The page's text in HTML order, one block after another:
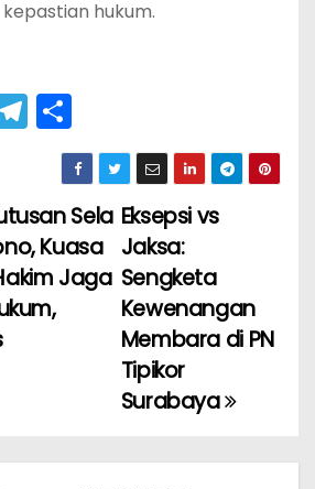
hukum.
T
el
gr
a
m
h
ar
e
Eksepsi vs
Jaksa:
Sengketa
Kewenangan
Membara di PN
Tipikor
Surabaya
Sela
Kuasa
Jaga